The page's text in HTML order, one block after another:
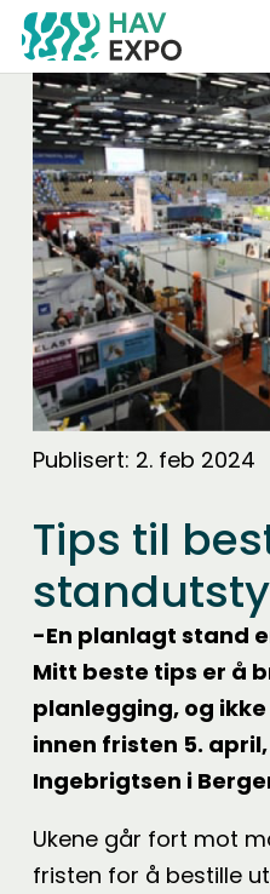
Publisert: 2. feb 2024
Tips til
-En planlagt stand
Mitt beste tips er å
planlegging, og
innen fristen 5.
Ingebrigtsen i
Ukene går fort mot
fristen for å bestille